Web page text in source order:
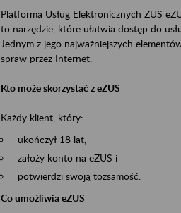
Platforma Usług Elektronicznych ZUS
to narzędzie, które ułatwia dostęp do
Jednym z jego najważniejszych
spraw przez Internet.
Kto może skorzystać z eZUS
Każdy klient, który:
ukończył 18 lat,
założy konto na eZUS i
potwierdzi swoją tożsamość.
Co umożliwia eZUS